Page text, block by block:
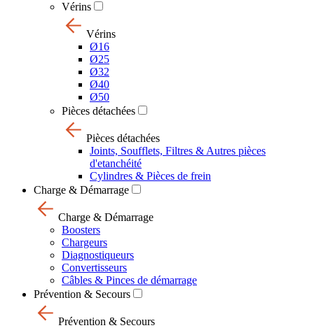
Vérins
Vérins
Ø16
Ø25
Ø32
Ø40
Ø50
Pièces détachées
Pièces détachées
Joints, Soufflets, Filtres & Autres pièces
d'etanchéité
Cylindres & Pièces de frein
Charge & Démarrage
Charge & Démarrage
Boosters
Chargeurs
Diagnostiqueurs
Convertisseurs
Câbles & Pinces de démarrage
Prévention & Secours
Prévention & Secours